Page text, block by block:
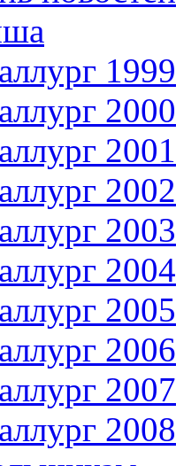
1999
2000
2001
2002
2003
2004
2005
2006
2007
2008